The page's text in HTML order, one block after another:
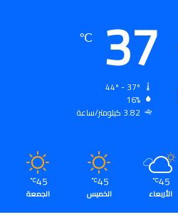
37
℃
16%
3.82 كيلومتر/ساعة
45
℃
الأربعاء
45
℃
الخميس
45
℃
الجمعة